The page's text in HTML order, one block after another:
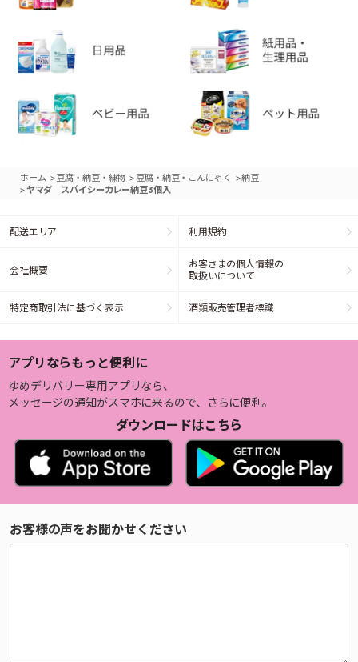
ホーム >豆腐・納豆・練物 > 豆腐・納豆・こんにゃく >納豆
>ヤマダ スパイシーカレー納豆3個入
配送エリア 利用規約
会社概要
お客さまの個人情報の
取扱いについて
特定商取引法に基づく表示 酒類販売管理者標識
アプリならもっと便利に
ゆめデリバリー専用アプリなら、
メッセージの通知がスマホに来るので、さらに便利。
ダウンロードはこちら
お客様の声をお聞かせください